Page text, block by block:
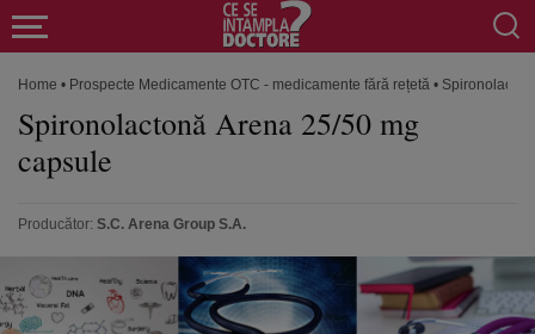
Home • Prospecte Medicamente OTC - medicamente fără rețetă •
Spironolactonă Arena 25/50 mg
capsule
Producător: S.C. Arena Group S.A.